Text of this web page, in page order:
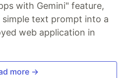
with Gemini" feature,
text prompt into a
web application in
more →